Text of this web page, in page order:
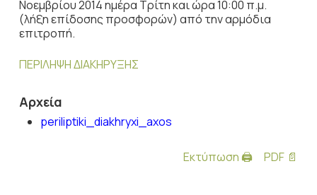
Νοεμβρίου 2014 ημέρα Τρίτη και ώρα 10:00 π.μ.
(λήξη επίδοσης προσφορών) από την αρμόδια
επιτροπή.
ΠΕΡΙΛΗΨΗ ΔΙΑΚΗΡΥΞΗΣ
Αρχεία
periliptiki_diakhryxi_axos
Εκτύπωση 🖨 PDF 📄